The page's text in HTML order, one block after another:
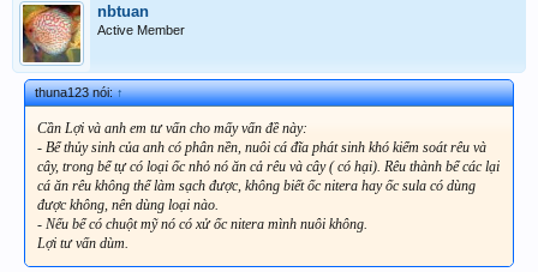
nbtuan
Active Member
thuna123 nói:↑
Cần Lợi và anh em tư vấn cho mấy vấn đề này:
- Bể thủy sinh của anh có phân nền, nuôi cá đĩa phát sinh khó kiểm soát rêu và
cây, trong bể tự có loại ốc nhỏ nó ăn cả rêu và cây ( có hại). Rêu thành bể các lại
cá ăn rêu không thể làm sạch được, không biết ốc nitera hay ốc sula có dùng
được không, nên dùng loại nào.
- Nếu bể có chuột mỹ nó có xử ốc nitera mình nuôi không.
Lợi tư vấn dùm.